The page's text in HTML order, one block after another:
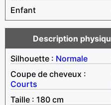
Enfant
Description
Silhouette : Normale
Coupe de cheveux :
Courts
Taille : 180 cm